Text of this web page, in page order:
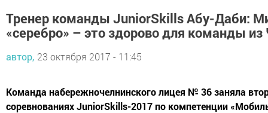
Тренер команды JuniorSkills Абу-Даби:
«серебро» – это здорово для команды из
автор, 23 октября 2017 - 11:45
Команда набережночелнинского лицея № 36 заняла
соревнованиях JuniorSkills-2017 по компетенции